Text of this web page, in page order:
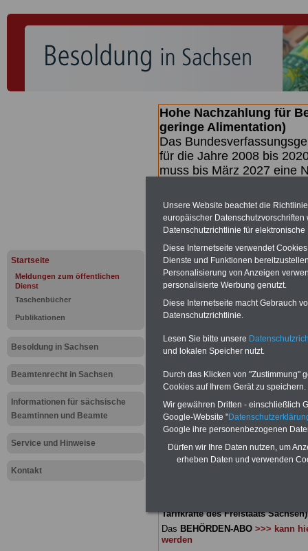
Startseite
Meldungen zum öffentlichen
Dienst
Taschenbücher
Publikationen
Besoldung in Sachsen
Beamtenrecht in Sachsen
Informationen für sächsische
Beamtinnen und Beamte
Service und Hinweise
Kontakt
Hohe Nachzahlung für
geringe Alimentation)
Das
für die Jahre 2008 bis
muss bis März 2027 eine
(Beamte &
geben (Medienberichten
mind.3.000 und 13.000
hierzu eine Broschüre
des Gesetzentwurfs der
(wahrscheinlich im
II. Quartal.2026 >>>
zur
Meldung
Sachsen:
BEHÖRDEN-ABOmit 3 Ratgebern
22,50 Euro: Wissenswertes für
und Beamte,
(Bund/Länder) sowie Beihilferecht
Tarifkräfte des Freistaats
Das BEHÖRDEN-ABO >>> kann
werden
Unsere Website beachtet die
europäischer
Datenschutzrichtlinie für
Diese Internetseite verwendet
Dienste und Funktionen
Personalisierung von Anzeigen
personalisierte Werbung genutzt.
Diese Internetseite macht Gebrauch
Datenschutzrichtlinie.
Lesen Sie bitte unsere
und lokalen Speicher nutzt.
Durch das Klicken von "Zustimmung"
Cookies auf Ihrem Gerät zu speichern.
Wir gewähren Dritten - einschließlich
Google-Website "
Google ihre personenbezogenen
Dürfen wir Ihre Daten nutzen, um
erheben Daten und verwenden